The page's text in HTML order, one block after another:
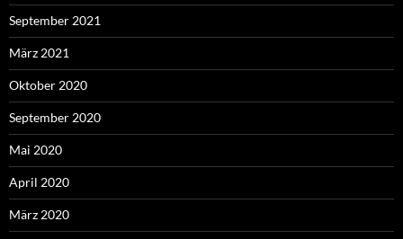
September 2021
März 2021
Oktober 2020
September 2020
Mai 2020
April 2020
März 2020